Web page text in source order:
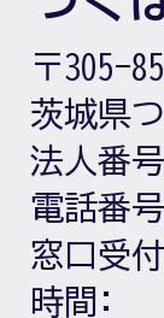
〒305-
茨城県
法人番号
電話番
窓口受付
時間: